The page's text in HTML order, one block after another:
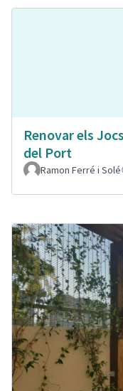
Renovar els
del Port
Ramon Ferré i Solé